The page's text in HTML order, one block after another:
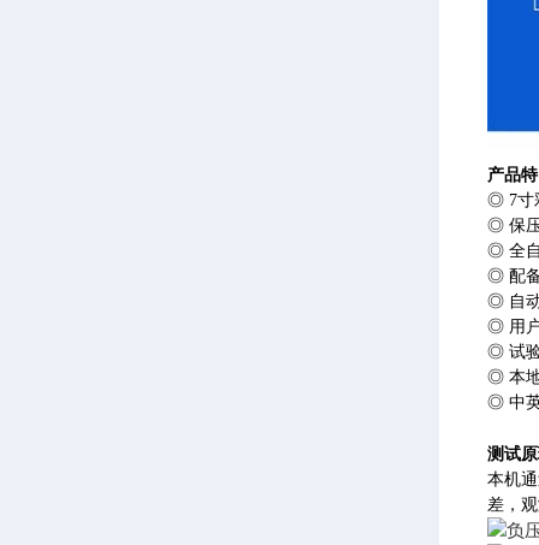
产品
◎ 7寸
◎ 保
◎ 全
◎ 配备
◎ 自
◎ 用
◎ 试
◎ 本
◎ 中
测试
本机
差，